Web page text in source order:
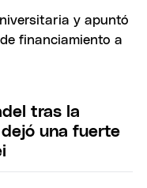
tras la
una fuerte